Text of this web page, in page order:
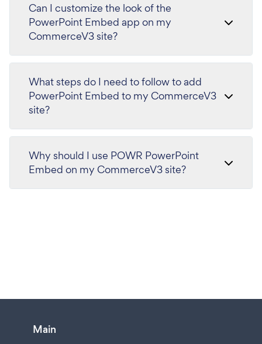
Can I customize the look of the
PowerPoint Embed app on my
CommerceV3 site?
What steps do I need to follow to add
PowerPoint Embed to my CommerceV3
site?
Why should I use POWR PowerPoint
Embed on my CommerceV3 site?
Main